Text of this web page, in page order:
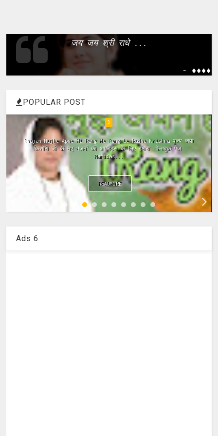
जय जय श्री राधे ...
- ����
POPULAR POST
4
ramayan ki chaupai, ramayan chaupai hindi, ramayan chaupai
in hindi, ramayan chaupai download, ramayan chaupai mp3,
ramayan chaupai video...
READMORE
Ads 6